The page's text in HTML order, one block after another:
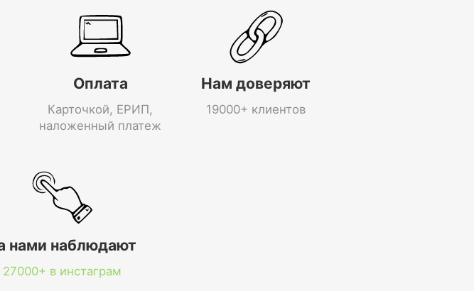
Оплата
Карточкой, ЕРИП,
наложенный платеж
Нам доверяют
19000+ клиентов
нами наблюдают
27000+ в инстаграм